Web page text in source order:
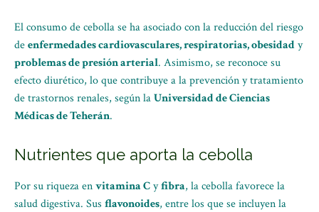
El consumo de cebolla se ha asociado con la reducción del riesgo
deenfermedades cardiovasculares, respiratorias, obesidady
problemas de presión arterial. Asimismo, se reconoce su
efecto diurético, lo que contribuye a la prevención y tratamiento
de trastornos renales, según laUniversidad de Ciencias
Médicas de Teherán.
Nutrientes que aporta la cebolla
Por su riqueza envitamina Cyfibra, la cebolla favorece la
salud digestiva. Sus flavonoides, entre los que se incluyen la